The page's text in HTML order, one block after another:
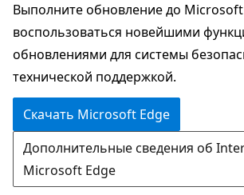
основному
содержимому
Выполните обновление до
воспользоваться новейшими
обновлениями для системы
технической поддержкой.
Скачать Microsoft Edge
Дополнительные сведения об
Microsoft Edge